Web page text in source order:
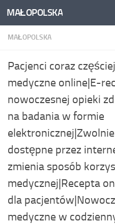
Skip to content
MAŁOPOLSKA
MAŁOPOLSKA
Pacjenci coraz
medyczne online|E-
nowoczesnej opieki
na badania w formie
dostępne przez
zmienia sposób
medycznej|Recepta
dla
medyczne w